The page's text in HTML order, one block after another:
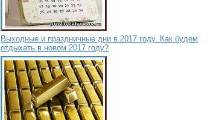
Выходные и праздничные дни в 2017 году. Как будем
отдыхать в новом 2017 году?